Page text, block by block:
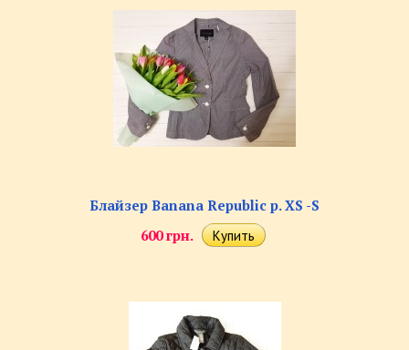
Блайзер Banana Republic р. XS -S
600 грн.